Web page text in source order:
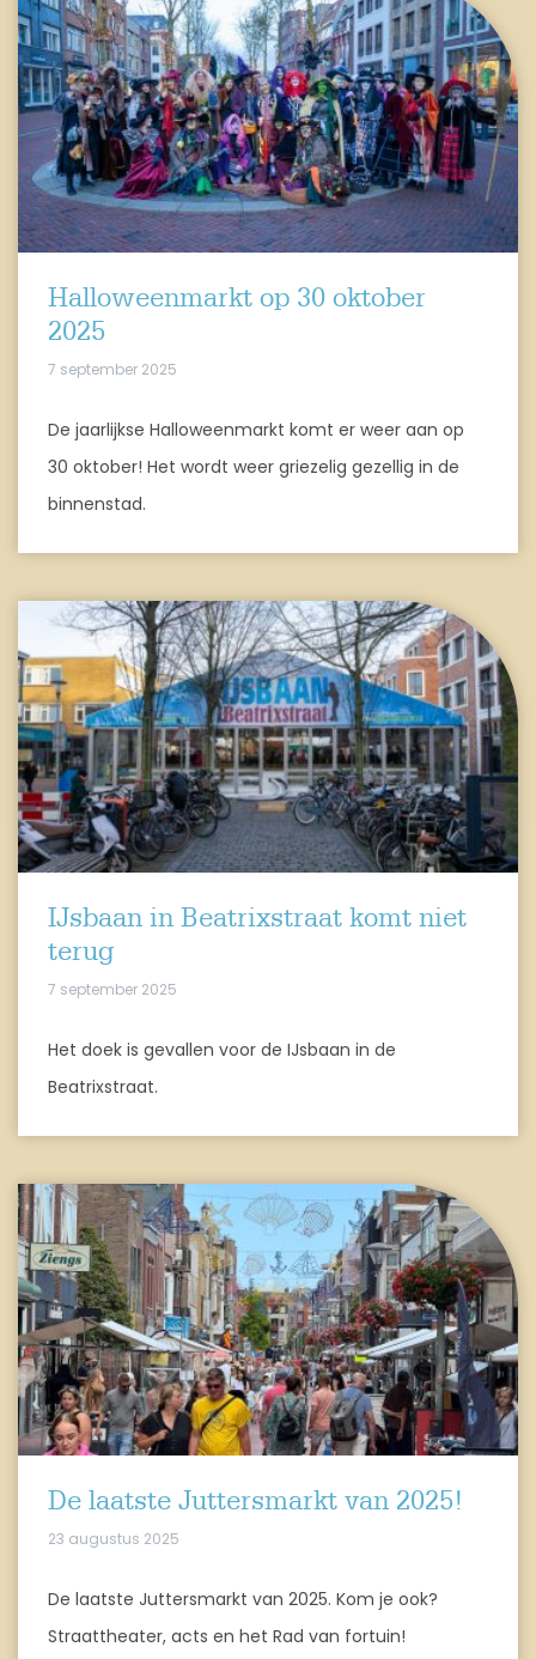
Halloweenmarkt op 30 oktober
2025
7 september 2025
De jaarlijkse Halloweenmarkt komt er weer aan op
30 oktober! Het wordt weer griezelig gezellig in de
binnenstad.
IJsbaan in Beatrixstraat komt niet
terug
7 september 2025
Het doek is gevallen voor de IJsbaan in de
Beatrixstraat.
De laatste Juttersmarkt van 2025!
23 augustus 2025
De laatste Juttersmarkt van 2025. Kom je ook?
Straattheater, acts en het Rad van fortuin!